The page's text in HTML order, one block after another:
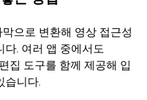
으로 변환해 영상 접근성
다. 여러 앱 중에서도
집 도구를 함께 제공해 입
습니다.